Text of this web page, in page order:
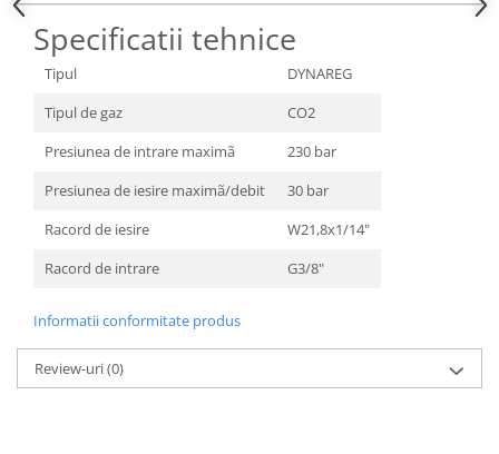
Specificatii tehnice
Tipul
DYNAREG
Tipul de gaz
CO2
Presiunea de intrare maximã
230 bar
Presiunea de iesire maximã/debit
30 bar
Racord de iesire
W21,8x1/14"
Racord de intrare
G3/8"
Informatii conformitate produs
Review-uri(0)